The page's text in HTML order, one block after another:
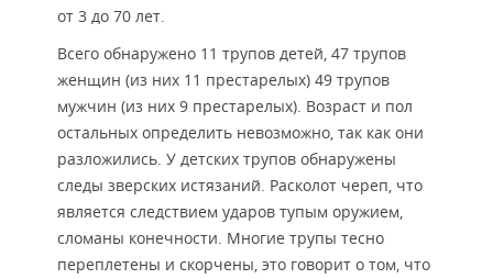
от 3 до 70 лет.
Всего обнаружено 11 трупов детей, 47 трупов
женщин (из них 11 престарелых) 49 трупов
мужчин (из них 9 престарелых). Возраст и пол
остальных определить невозможно, так как они
разложились. У детских трупов обнаружены
следы зверских истязаний. Расколот череп, что
является следствием ударов тупым оружием,
сломаны конечности. Многие трупы тесно
переплетены и скорчены, это говорит о том, что